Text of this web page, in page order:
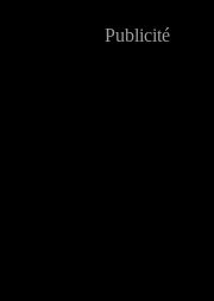
Publicité